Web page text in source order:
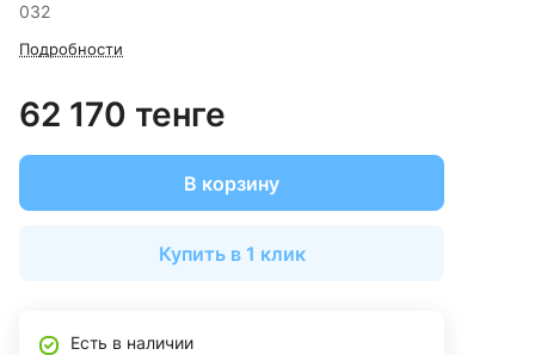
032
Подробности
62 170 тенге
В корзину
Купить в 1 клик
Есть в наличии